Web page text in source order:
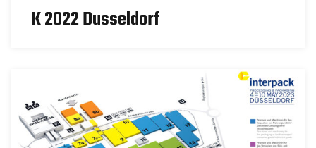
K 2022 Dusseldorf